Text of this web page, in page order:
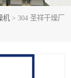
机 > 304 圣祥干燥厂
机